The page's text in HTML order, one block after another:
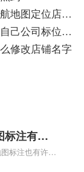
地图定位店铺
己公司标位置
修改店铺名字
标注有什
标注也有许多
光率：通过在